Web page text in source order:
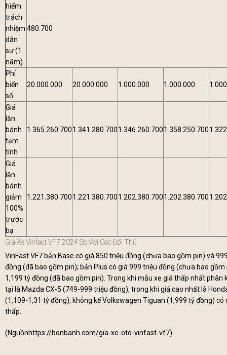
hiểm
trách
nhiệm
dân
sự (1
năm)
480.700
Phí
biển
số
20.000.000 20.000.000 1.000.000 1.000.000
Giá
lăn
bánh
tạm
tính
1.365.260.7001.341.280.7001.346.260.7001.358.250.700
Giá
lăn
bánh
giảm
100%
trước
bạ
1.221.380.7001.221.380.7001.202.380.7001.202.380.700
Giá Xe Vinfast VF7 2024 So Với Các Đối Thủ
VinFast VF7 bản Base có giá 850 triệu đồng (chưa bao gồm pin) và
đồng (đã bao gồm pin); bản Plus có giá 999 triệu đồng (chưa bao gồm
1,199 tỷ đồng (đã bao gồm pin). Trong khi mẫu xe giá thấp nhất phân
tại là Mazda CX-5 (749-999 triệu đồng), trong khi giá cao nhất là
(1,109-1,31 tỷ đồng), không kể Volkswagen Tiguan (1,999 tỷ đồng) có
thấp.
(Nguồnhttps://bonbanh.com/gia-xe-oto-vinfast-vf7)